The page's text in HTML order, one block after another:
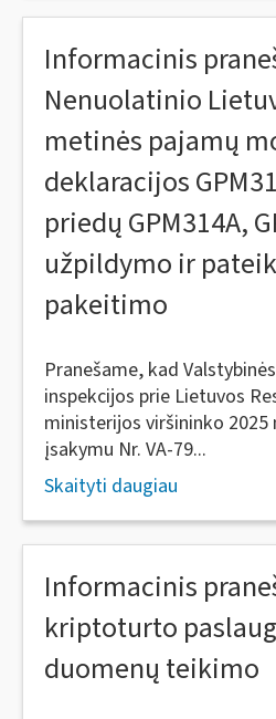
Informacinis
Nenuolatinio
metinės pajamų
deklaracijos
priedų GPM314A,
užpildymo ir
pakeitimo
Pranešame, kad
inspekcijos prie Lietuvos
ministerijos viršininko 2025
įsakymu Nr. VA-79...
Skaityti daugiau
Informacinis
kriptoturto
duomenų teikimo